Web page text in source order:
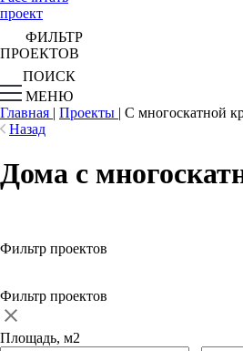
проект
ФИЛЬТР
ПРОЕКТОВ
ПОИСК
МЕНЮ
Главная | Проекты | С многоскатной
Назад
Дома с
Фильтр проектов
Фильтр проектов
Площадь, м2